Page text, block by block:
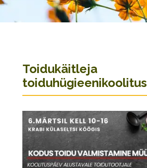
Toidukäitleja
toiduhügieenikoolitus